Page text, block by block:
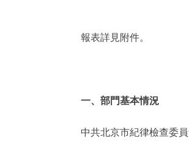
報表詳見附件。
一、部門基本情況
中共北京市紀律檢查委